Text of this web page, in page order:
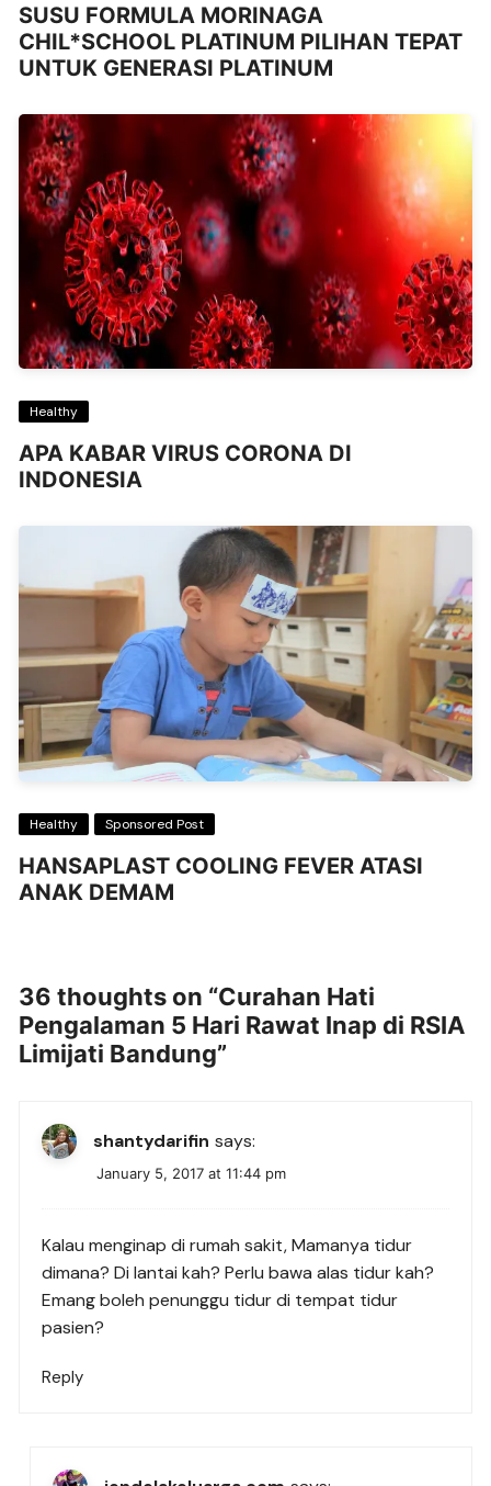
SUSU FORMULA MORINAGA
CHIL*SCHOOL PLATINUM PILIHAN TEPAT
UNTUK GENERASI PLATINUM
Healthy
APA KABAR VIRUS CORONA DI
INDONESIA
Healthy Sponsored Post
HANSAPLAST COOLING FEVER ATASI
ANAK DEMAM
36 thoughts on “Curahan Hati
Pengalaman 5 Hari Rawat Inap di RSIA
Limijati Bandung”
shantydarifin says:
January 5, 2017 at 11:44 pm
Kalau menginap di rumah sakit, Mamanya tidur
dimana? Di lantai kah? Perlu bawa alas tidur kah?
Emang boleh penunggu tidur di tempat tidur
pasien?
Reply